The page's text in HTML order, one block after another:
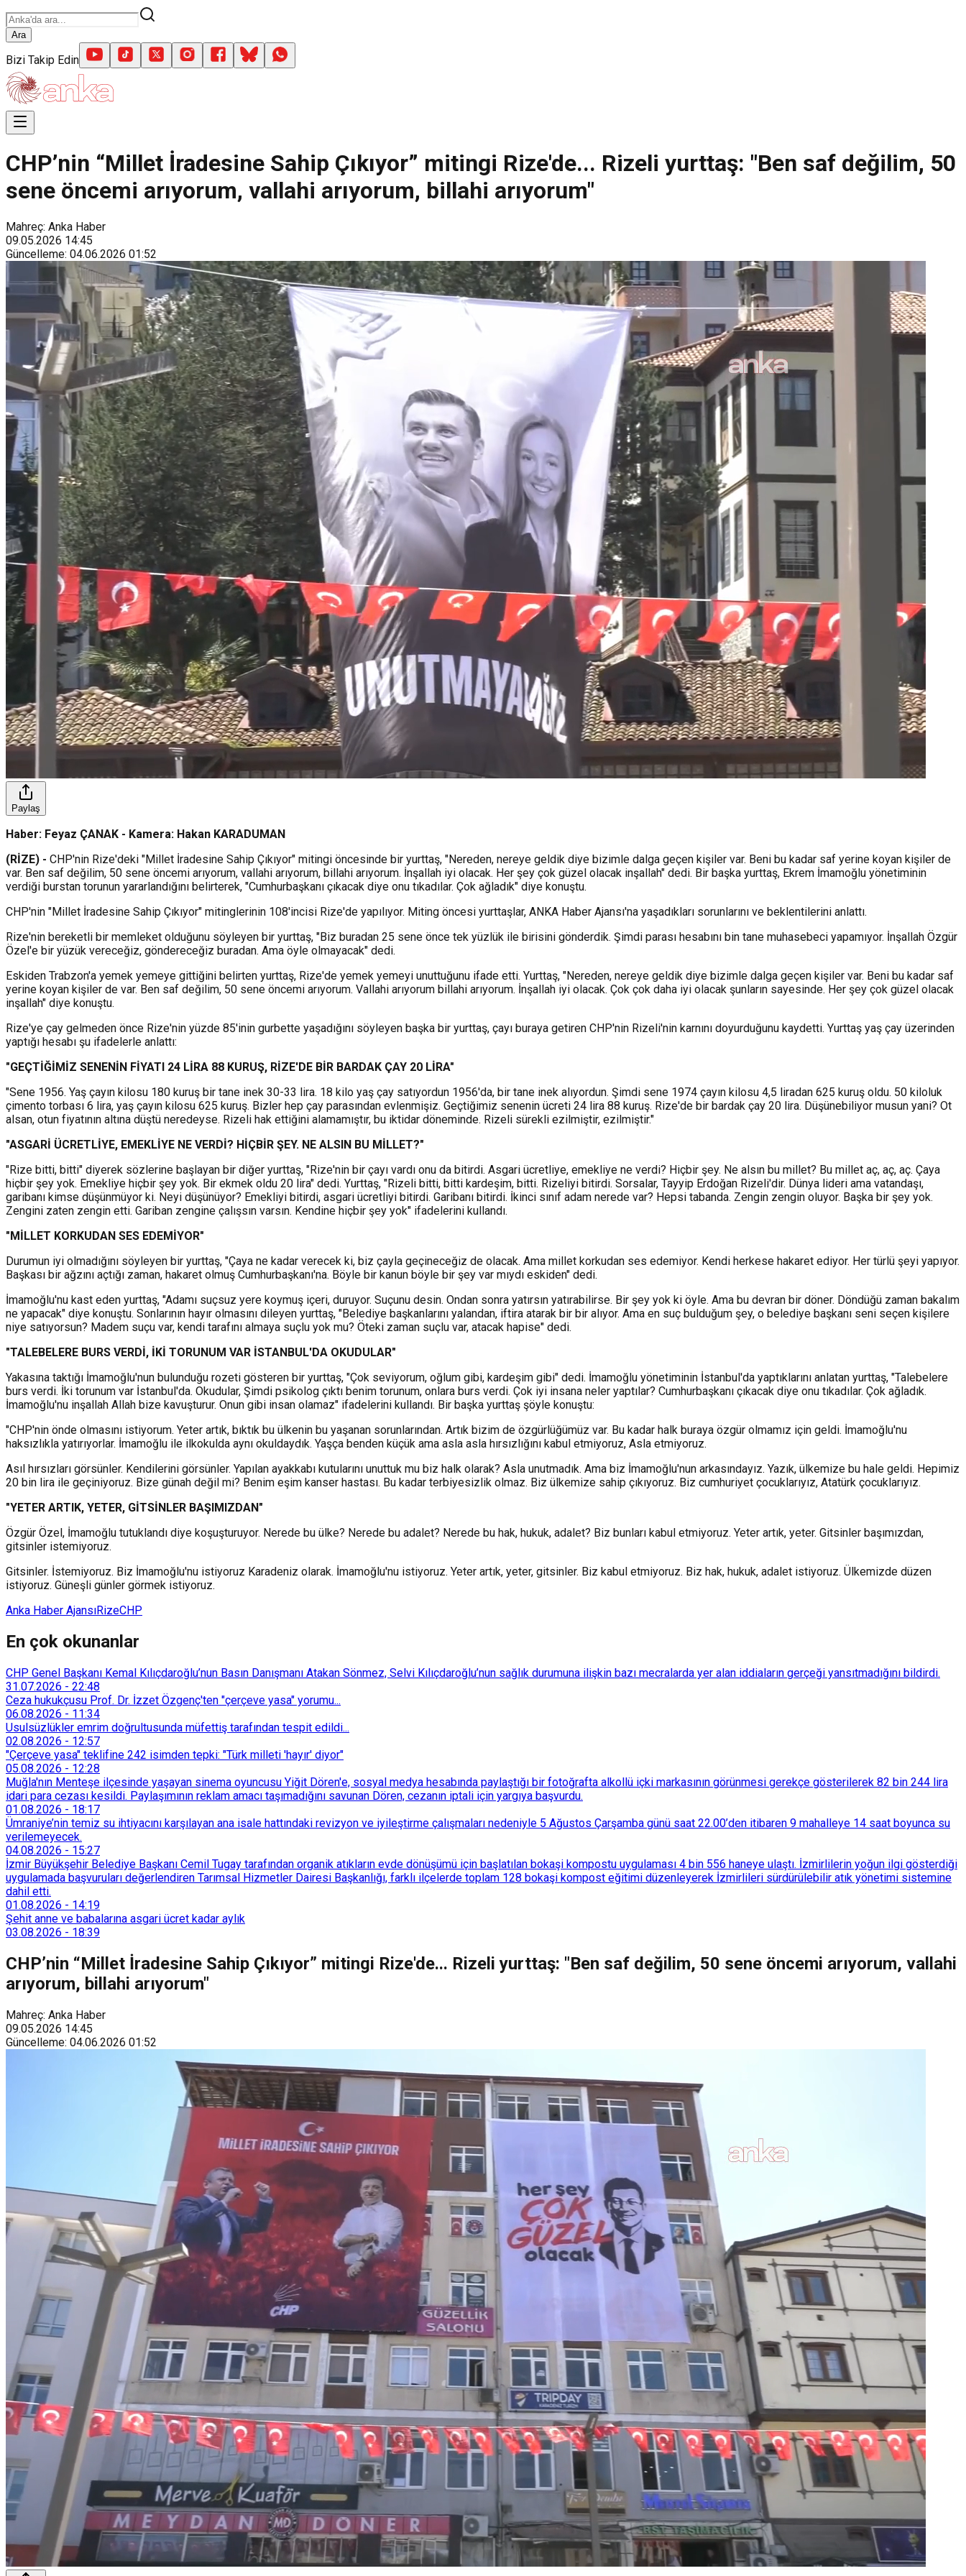
Ara
Bizi Takip Edin
CHP’nin “Millet İradesine Sahip Çıkıyor” mitingi Rize'de... Rizeli yurttaş: "Ben saf değilim, 50
sene öncemi arıyorum, vallahi arıyorum, billahi arıyorum"
Mahreç: Anka Haber
09.05.2026 14:45
Güncelleme: 04.06.2026 01:52
Paylaş
Haber: Feyaz ÇANAK - Kamera: Hakan KARADUMAN
(RİZE) - CHP'nin Rize'deki "Millet İradesine Sahip Çıkıyor" mitingi öncesinde bir yurttaş, "Nereden, nereye geldik diye bizimle dalga geçen kişiler var. Beni bu kadar saf yerine koyan kişiler de
var. Ben saf değilim, 50 sene öncemi arıyorum, vallahi arıyorum, billahi arıyorum. İnşallah iyi olacak. Her şey çok güzel olacak inşallah" dedi. Bir başka yurttaş, Ekrem İmamoğlu yönetiminin
verdiği burstan torunun yararlandığını belirterek, "Cumhurbaşkanı çıkacak diye onu tıkadılar. Çok ağladık" diye konuştu.
CHP'nin "Millet İradesine Sahip Çıkıyor" mitinglerinin 108'incisi Rize'de yapılıyor. Miting öncesi yurttaşlar, ANKA Haber Ajansı'na yaşadıkları sorunlarını ve beklentilerini anlattı.
Rize'nin bereketli bir memleket olduğunu söyleyen bir yurttaş, "Biz buradan 25 sene önce tek yüzlük ile birisini gönderdik. Şimdi parası hesabını bin tane muhasebeci yapamıyor. İnşallah Özgür
Özel'e bir yüzük vereceğiz, göndereceğiz buradan. Ama öyle olmayacak" dedi.
Eskiden Trabzon'a yemek yemeye gittiğini belirten yurttaş, Rize'de yemek yemeyi unuttuğunu ifade etti. Yurttaş, "Nereden, nereye geldik diye bizimle dalga geçen kişiler var. Beni bu kadar saf
yerine koyan kişiler de var. Ben saf değilim, 50 sene öncemi arıyorum. Vallahi arıyorum billahi arıyorum. İnşallah iyi olacak. Çok çok daha iyi olacak şunların sayesinde. Her şey çok güzel olacak
inşallah" diye konuştu.
Rize'ye çay gelmeden önce Rize'nin yüzde 85'inin gurbette yaşadığını söyleyen başka bir yurttaş, çayı buraya getiren CHP'nin Rizeli'nin karnını doyurduğunu kaydetti. Yurttaş yaş çay üzerinden
yaptığı hesabı şu ifadelerle anlattı:
"GEÇTİĞİMİZ SENENİN FİYATI 24 LİRA 88 KURUŞ, RİZE'DE BİR BARDAK ÇAY 20 LİRA"
"Sene 1956. Yaş çayın kilosu 180 kuruş bir tane inek 30-33 lira. 18 kilo yaş çay satıyordun 1956'da, bir tane inek alıyordun. Şimdi sene 1974 çayın kilosu 4,5 liradan 625 kuruş oldu. 50 kiloluk
çimento torbası 6 lira, yaş çayın kilosu 625 kuruş. Bizler hep çay parasından evlenmişiz. Geçtiğimiz senenin ücreti 24 lira 88 kuruş. Rize'de bir bardak çay 20 lira. Düşünebiliyor musun yani? Ot
alsan, otun fiyatının altına düştü neredeyse. Rizeli hak ettiğini alamamıştır, bu iktidar döneminde. Rizeli sürekli ezilmiştir, ezilmiştir."
"ASGARİ ÜCRETLİYE, EMEKLİYE NE VERDİ? HİÇBİR ŞEY. NE ALSIN BU MİLLET?"
"Rize bitti, bitti" diyerek sözlerine başlayan bir diğer yurttaş, "Rize'nin bir çayı vardı onu da bitirdi. Asgari ücretliye, emekliye ne verdi? Hiçbir şey. Ne alsın bu millet? Bu millet aç, aç, aç. Çaya
hiçbir şey yok. Emekliye hiçbir şey yok. Bir ekmek oldu 20 lira" dedi. Yurttaş, "Rizeli bitti, bitti kardeşim, bitti. Rizeliyi bitirdi. Sorsalar, Tayyip Erdoğan Rizeli'dir. Dünya lideri ama vatandaşı,
garibanı kimse düşünmüyor ki. Neyi düşünüyor? Emekliyi bitirdi, asgari ücretliyi bitirdi. Garibanı bitirdi. İkinci sınıf adam nerede var? Hepsi tabanda. Zengin zengin oluyor. Başka bir şey yok.
Zengini zaten zengin etti. Gariban zengine çalışsın varsın. Kendine hiçbir şey yok" ifadelerini kullandı.
"MİLLET KORKUDAN SES EDEMİYOR"
Durumun iyi olmadığını söyleyen bir yurttaş, "Çaya ne kadar verecek ki, biz çayla geçineceğiz de olacak. Ama millet korkudan ses edemiyor. Kendi herkese hakaret ediyor. Her türlü şeyi yapıyor.
Başkası bir ağzını açtığı zaman, hakaret olmuş Cumhurbaşkanı'na. Böyle bir kanun böyle bir şey var mıydı eskiden" dedi.
İmamoğlu'nu kast eden yurttaş, "Adamı suçsuz yere koymuş içeri, duruyor. Suçunu desin. Ondan sonra yatırsın yatırabilirse. Bir şey yok ki öyle. Ama bu devran bir döner. Döndüğü zaman bakalım
ne yapacak" diye konuştu. Sonlarının hayır olmasını dileyen yurttaş, "Belediye başkanlarını yalandan, iftira atarak bir bir alıyor. Ama en suç bulduğum şey, o belediye başkanı seni seçen kişilere
niye satıyorsun? Madem suçu var, kendi tarafını almaya suçlu yok mu? Öteki zaman suçlu var, atacak hapise" dedi.
"TALEBELERE BURS VERDİ, İKİ TORUNUM VAR İSTANBUL'DA OKUDULAR"
Yakasına taktığı İmamoğlu'nun bulunduğu rozeti gösteren bir yurttaş, "Çok seviyorum, oğlum gibi, kardeşim gibi" dedi. İmamoğlu yönetiminin İstanbul'da yaptıklarını anlatan yurttaş, "Talebelere
burs verdi. İki torunum var İstanbul'da. Okudular, Şimdi psikolog çıktı benim torunum, onlara burs verdi. Çok iyi insana neler yaptılar? Cumhurbaşkanı çıkacak diye onu tıkadılar. Çok ağladık.
İmamoğlu'nu inşallah Allah bize kavuşturur. Onun gibi insan olamaz" ifadelerini kullandı. Bir başka yurttaş şöyle konuştu:
"CHP'nin önde olmasını istiyorum. Yeter artık, bıktık bu ülkenin bu yaşanan sorunlarından. Artık bizim de özgürlüğümüz var. Bu kadar halk buraya özgür olmamız için geldi. İmamoğlu'nu
haksızlıkla yatırıyorlar. İmamoğlu ile ilkokulda aynı okuldaydık. Yaşça benden küçük ama asla asla hırsızlığını kabul etmiyoruz, Asla etmiyoruz.
Asıl hırsızları görsünler. Kendilerini görsünler. Yapılan ayakkabı kutularını unuttuk mu biz halk olarak? Asla unutmadık. Ama biz İmamoğlu'nun arkasındayız. Yazık, ülkemize bu hale geldi. Hepimiz
20 bin lira ile geçiniyoruz. Bize günah değil mi? Benim eşim kanser hastası. Bu kadar terbiyesizlik olmaz. Biz ülkemize sahip çıkıyoruz. Biz cumhuriyet çocuklarıyız, Atatürk çocuklarıyız.
"YETER ARTIK, YETER, GİTSİNLER BAŞIMIZDAN"
Özgür Özel, İmamoğlu tutuklandı diye koşuşturuyor. Nerede bu ülke? Nerede bu adalet? Nerede bu hak, hukuk, adalet? Biz bunları kabul etmiyoruz. Yeter artık, yeter. Gitsinler başımızdan,
gitsinler istemiyoruz.
Gitsinler. İstemiyoruz. Biz İmamoğlu'nu istiyoruz Karadeniz olarak. İmamoğlu'nu istiyoruz. Yeter artık, yeter, gitsinler. Biz kabul etmiyoruz. Biz hak, hukuk, adalet istiyoruz. Ülkemizde düzen
istiyoruz. Güneşli günler görmek istiyoruz.
Anka Haber AjansıRizeCHP
En çok okunanlar
CHP Genel Başkanı Kemal Kılıçdaroğlu’nun Basın Danışmanı Atakan Sönmez, Selvi Kılıçdaroğlu’nun sağlık durumuna ilişkin bazı mecralarda yer alan iddiaların gerçeği yansıtmadığını bildirdi.
31.07.2026 - 22:48
Ceza hukukçusu Prof. Dr. İzzet Özgenç'ten "çerçeve yasa" yorumu...
06.08.2026 - 11:34
Usulsüzlükler emrim doğrultusunda müfettiş tarafından tespit edildi...
02.08.2026 - 12:57
"Çerçeve yasa" teklifine 242 isimden tepki: "Türk milleti 'hayır' diyor"
05.08.2026 - 12:28
Muğla'nın Menteşe ilçesinde yaşayan sinema oyuncusu Yiğit Dören'e, sosyal medya hesabında paylaştığı bir fotoğrafta alkollü içki markasının görünmesi gerekçe gösterilerek 82 bin 244 lira
idari para cezası kesildi. Paylaşımının reklam amacı taşımadığını savunan Dören, cezanın iptali için yargıya başvurdu.
01.08.2026 - 18:17
Ümraniye’nin temiz su ihtiyacını karşılayan ana isale hattındaki revizyon ve iyileştirme çalışmaları nedeniyle 5 Ağustos Çarşamba günü saat 22.00’den itibaren 9 mahalleye 14 saat boyunca su
verilemeyecek.
04.08.2026 - 15:27
İzmir Büyükşehir Belediye Başkanı Cemil Tugay tarafından organik atıkların evde dönüşümü için başlatılan bokaşi kompostu uygulaması 4 bin 556 haneye ulaştı. İzmirlilerin yoğun ilgi gösterdiği
uygulamada başvuruları değerlendiren Tarımsal Hizmetler Dairesi Başkanlığı, farklı ilçelerde toplam 128 bokaşi kompost eğitimi düzenleyerek İzmirlileri sürdürülebilir atık yönetimi sistemine
dahil etti.
01.08.2026 - 14:19
Şehit anne ve babalarına asgari ücret kadar aylık
03.08.2026 - 18:39
CHP’nin “Millet İradesine Sahip Çıkıyor” mitingi Rize'de... Rizeli yurttaş: "Ben saf değilim, 50 sene öncemi arıyorum, vallahi
arıyorum, billahi arıyorum"
Mahreç: Anka Haber
09.05.2026 14:45
Güncelleme: 04.06.2026 01:52